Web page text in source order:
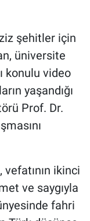
şehitler için
üniversite
konulu video
yaşandığı
Prof. Dr.
ikinci
ve saygıyla
fahri